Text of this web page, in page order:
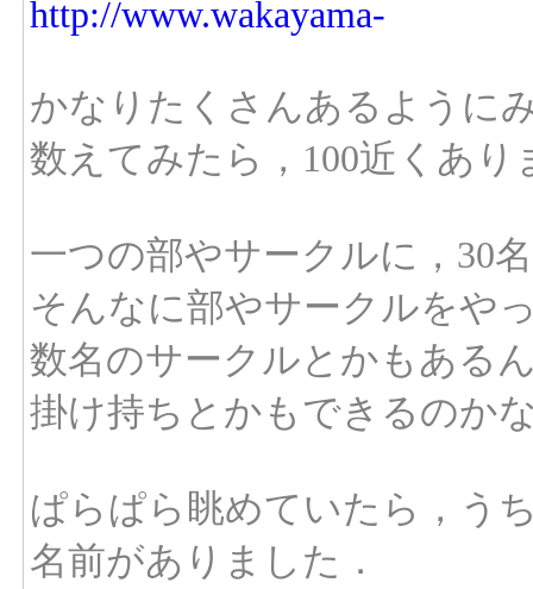
http://www.wakayama-
かなりたくさんあるように
数えてみたら，100近くあり
一つの部やサークルに，30
そんなに部やサークルをや
数名のサークルとかもある
掛け持ちとかもできるのか
ぱらぱら眺めていたら，う
名前がありました．